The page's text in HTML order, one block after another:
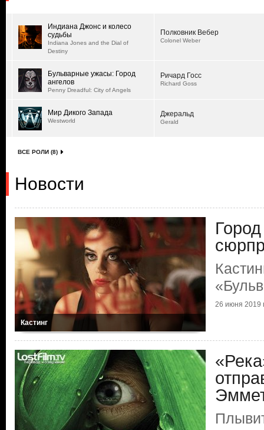
Индиана Джонс и колесо
судьбы
Indiana Jones and the Dial of
Destiny
Полковник Вебер
Colonel Weber
Бульварные ужасы: Город
ангелов
Penny Dreadful: City of Angels
Ричард Госс
Richard Goss
Мир Дикого Запада
Westworld
Джеральд
Gerald
ВСЕ РОЛИ (8)
Новости
Кастинг
26 июня 2019